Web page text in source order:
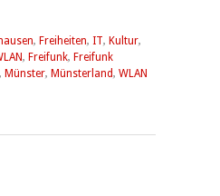
, Freiheiten, IT, Kultur,
, Freifunk, Freifunk
, Münster, Münsterland, WLAN